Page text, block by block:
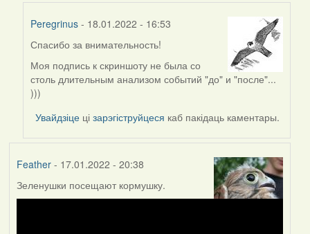
Peregrinus - 18.01.2022 - 16:53
In
reply
to
by
Спасибо за внимательность!
Моя подпись к скриншоту не была со
столь длительным анализом событий "до" и "после"...
)))
Увайдзіце цізарэгіструйцеся каб пакідаць каментары.
Feather- 17.01.2022 - 20:38
Зеленушки посещают кормушку.